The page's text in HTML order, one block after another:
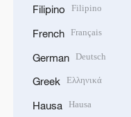
Filipino Filipino
French Français
German Deutsch
Greek Ελληνικά
Hausa Hausa